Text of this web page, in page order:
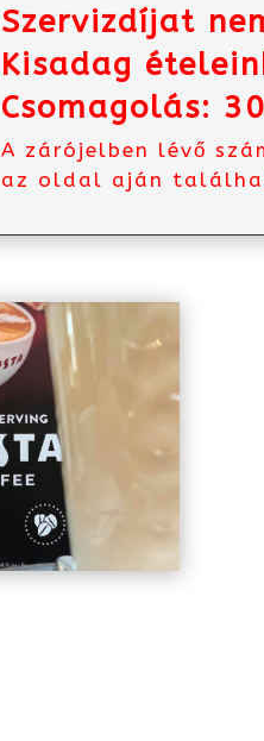
Szervizdíjat
Kisadag
Csomagolás:
A zárójelben lévő
az oldal aján